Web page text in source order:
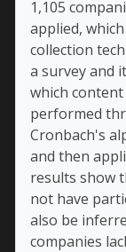
1,105
applied,
collection
a survey and
which
performed
Cronbach's
and then
results show
not have
also be
companies